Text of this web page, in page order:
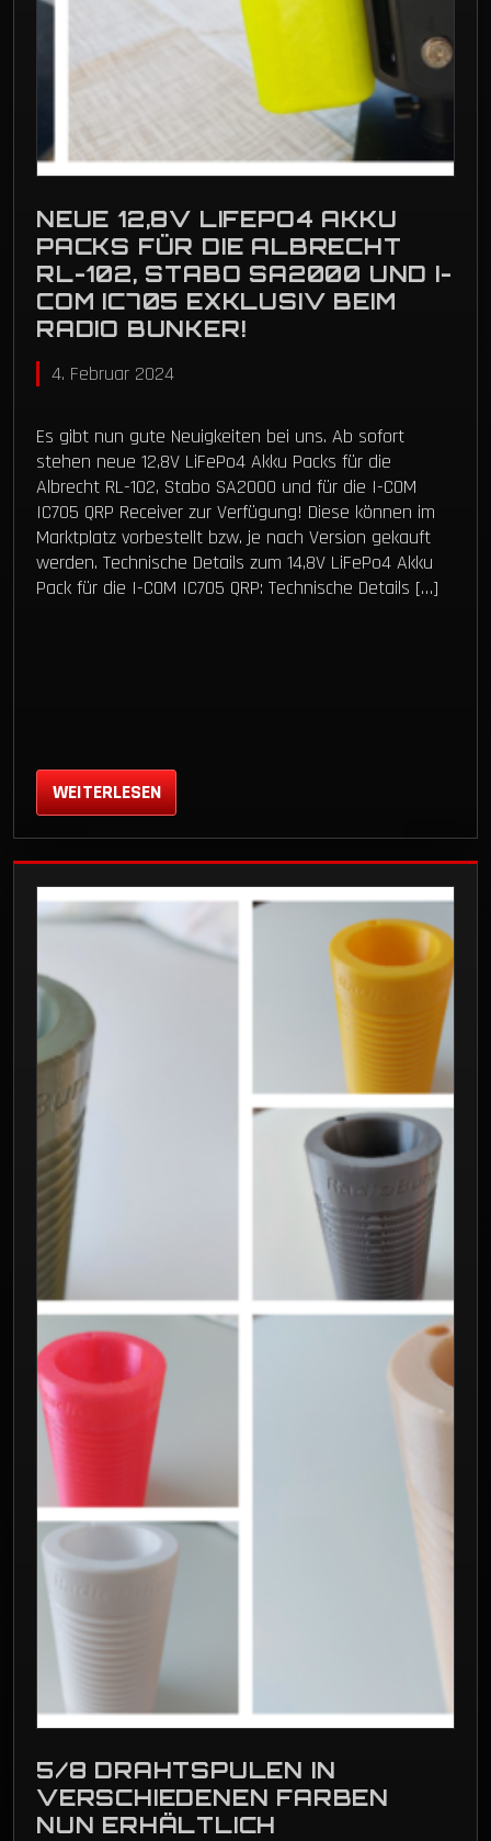
NEUE 12,8V LIFEPO4 AKKU
PACKS FÜR DIE ALBRECHT
RL-102, STABO SA2000 UND I-
COM IC705 EXKLUSIV BEIM
RADIO BUNKER!
4. Februar 2024
Es gibt nun gute Neuigkeiten bei uns. Ab sofort
stehen neue 12,8V LiFePo4 Akku Packs für die
Albrecht RL-102, Stabo SA2000 und für die I-COM
IC705 QRP Receiver zur Verfügung! Diese können im
Marktplatz vorbestellt bzw. je nach Version gekauft
werden. Technische Details zum 14,8V LiFePo4 Akku
Pack für die I-COM IC705 QRP: Technische Details […]
WEITERLESEN
5/8 DRAHTSPULEN IN
VERSCHIEDENEN FARBEN
NUN ERHÄLTLICH